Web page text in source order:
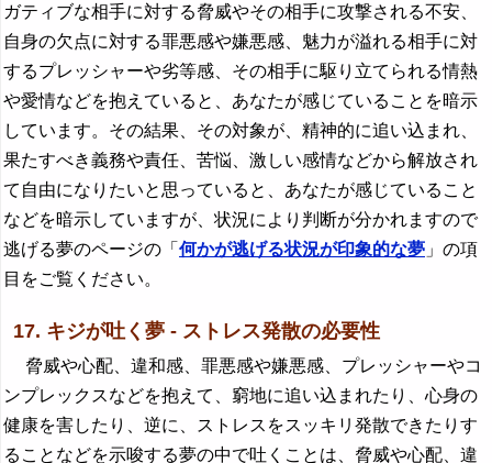
ガティブな相手に対する脅威やその相手に攻撃される不安、
自身の欠点に対する罪悪感や嫌悪感、魅力が溢れる相手に対
するプレッシャーや劣等感、その相手に駆り立てられる情熱
や愛情などを抱えていると、あなたが感じていることを暗示
しています。その結果、その対象が、精神的に追い込まれ、
果たすべき義務や責任、苦悩、激しい感情などから解放され
て自由になりたいと思っていると、あなたが感じていること
などを暗示していますが、状況により判断が分かれますので
逃げる夢のページの「 何かが逃げる状況が印象的な夢 」の項
目をご覧ください。
17. キジが吐く夢 - ストレス発散の必要性
脅威や心配、違和感、罪悪感や嫌悪感、プレッシャーやコ
ンプレックスなどを抱えて、窮地に追い込まれたり、心身の
健康を害したり、逆に、ストレスをスッキリ発散できたりす
ることなどを示唆する夢の中で吐くことは、脅威や心配、違